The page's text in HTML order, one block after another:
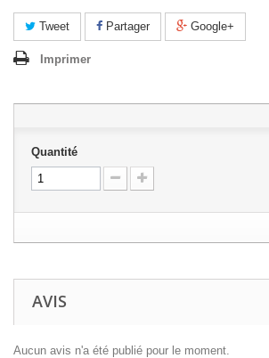
Tweet Partager Google+
Imprimer
Quantité
AVIS
Aucun avis n'a été publié pour le moment.